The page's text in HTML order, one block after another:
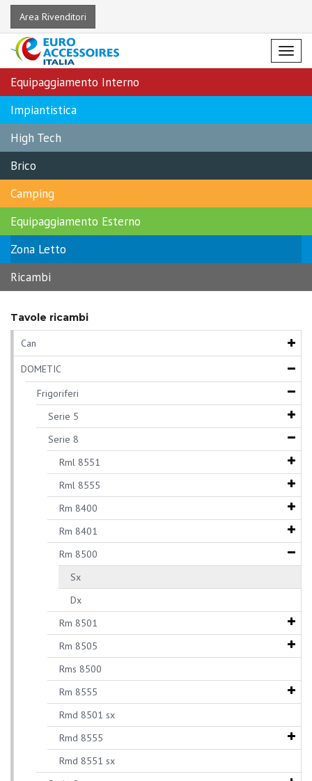
Area Rivenditori
Menu
Equipaggiamento Interno
Impiantistica
High Tech
Brico
Camping
Equipaggiamento Esterno
Zona Letto
Ricambi
Tavole ricambi
Can
DOMETIC
Frigoriferi
Serie 5
Serie 8
Rml 8551
Rml 8555
Rm 8400
Rm 8401
Rm 8500
Sx
Dx
Rm 8501
Rm 8505
Rms 8500
Rm 8555
Rmd 8501 sx
Rmd 8555
Rmd 8551 sx